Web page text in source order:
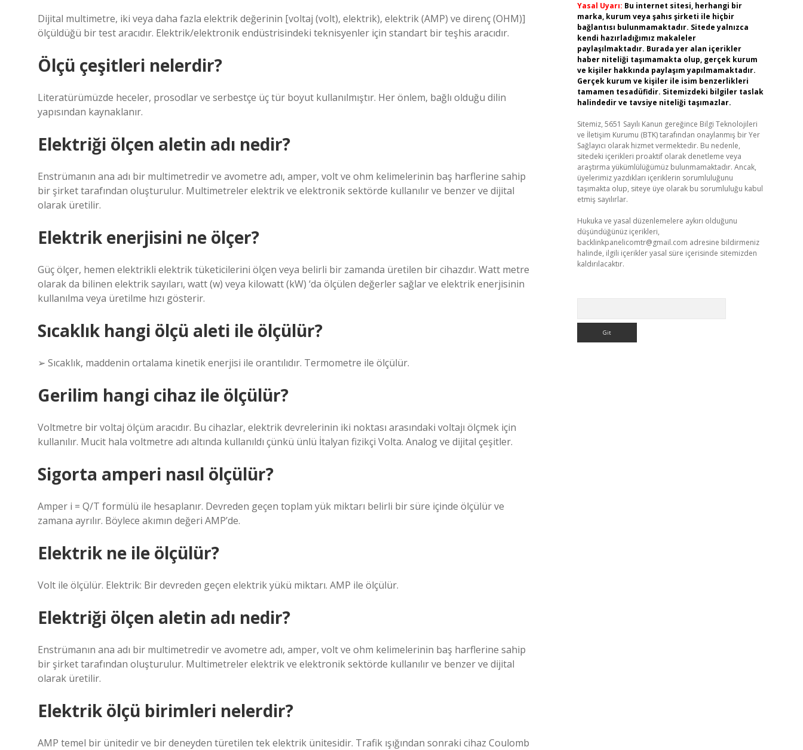
Dijital multimetre, iki veya daha fazla elektrik değerinin [voltaj (volt), elektrik), elektrik (AMP) ve direnç (OHM)]
ölçüldüğü bir test aracıdır. Elektrik/elektronik endüstrisindeki teknisyenler için standart bir teşhis aracıdır.
Ölçü çeşitleri nelerdir?
Literatürümüzde heceler, prosodlar ve serbestçe üç tür boyut kullanılmıştır. Her önlem, bağlı olduğu dilin
yapısından kaynaklanır.
Elektriği ölçen aletin adı nedir?
Enstrümanın ana adı bir multimetredir ve avometre adı, amper, volt ve ohm kelimelerinin baş harflerine sahip
bir şirket tarafından oluşturulur. Multimetreler elektrik ve elektronik sektörde kullanılır ve benzer ve dijital
olarak üretilir.
Elektrik enerjisini ne ölçer?
Güç ölçer, hemen elektrikli elektrik tüketicilerini ölçen veya belirli bir zamanda üretilen bir cihazdır. Watt metre
olarak da bilinen elektrik sayıları, watt (w) veya kilowatt (kW) ‘da ölçülen değerler sağlar ve elektrik enerjisinin
kullanılma veya üretilme hızı gösterir.
Sıcaklık hangi ölçü aleti ile ölçülür?
➢ Sıcaklık, maddenin ortalama kinetik enerjisi ile orantılıdır. Termometre ile ölçülür.
Gerilim hangi cihaz ile ölçülür?
Voltmetre bir voltaj ölçüm aracıdır. Bu cihazlar, elektrik devrelerinin iki noktası arasındaki voltajı ölçmek için
kullanılır. Mucit hala voltmetre adı altında kullanıldı çünkü ünlü İtalyan fizikçi Volta. Analog ve dijital çeşitler.
Sigorta amperi nasıl ölçülür?
Amper i = Q/T formülü ile hesaplanır. Devreden geçen toplam yük miktarı belirli bir süre içinde ölçülür ve
zamana ayrılır. Böylece akımın değeri AMP’de.
Elektrik ne ile ölçülür?
Volt ile ölçülür. Elektrik: Bir devreden geçen elektrik yükü miktarı. AMP ile ölçülür.
Elektriği ölçen aletin adı nedir?
Enstrümanın ana adı bir multimetredir ve avometre adı, amper, volt ve ohm kelimelerinin baş harflerine sahip
bir şirket tarafından oluşturulur. Multimetreler elektrik ve elektronik sektörde kullanılır ve benzer ve dijital
olarak üretilir.
Elektrik ölçü birimleri nelerdir?
AMP temel bir ünitedir ve bir deneyden türetilen tek elektrik ünitesidir. Trafik ışığından sonraki cihaz Coulomb
Yasal Uyarı: Bu internet sitesi, herhangi bir
marka, kurum veya şahıs şirketi ile hiçbir
bağlantısı bulunmamaktadır. Sitede yalnızca
kendi hazırladığımız makaleler
paylaşılmaktadır. Burada yer alan içerikler
haber niteliği taşımamakta olup, gerçek kurum
ve kişiler hakkında paylaşım yapılmamaktadır.
Gerçek kurum ve kişiler ile isim benzerlikleri
tamamen tesadüfidir. Sitemizdeki bilgiler taslak
halindedir ve tavsiye niteliği taşımazlar.
Sitemiz, 5651 Sayılı Kanun gereğince Bilgi Teknolojileri
ve İletişim Kurumu (BTK) tarafından onaylanmış bir Yer
Sağlayıcı olarak hizmet vermektedir. Bu nedenle,
sitedeki içerikleri proaktif olarak denetleme veya
araştırma yükümlülüğümüz bulunmamaktadır. Ancak,
üyelerimiz yazdıkları içeriklerin sorumluluğunu
taşımakta olup, siteye üye olarak bu sorumluluğu kabul
etmiş sayılırlar.
Hukuka ve yasal düzenlemelere aykırı olduğunu
düşündüğünüz içerikleri,
backlinkpanelicomtr@gmail.com adresine bildirmeniz
halinde, ilgili içerikler yasal süre içerisinde sitemizden
kaldırılacaktır.